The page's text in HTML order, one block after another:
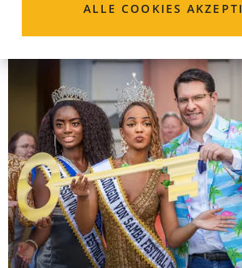
ALLE COOKIES